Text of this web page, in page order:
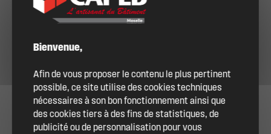
Bienvenue,
Afin de vous proposer le contenu le plus pertinent
possible, ce site utilise des cookies techniques
nécessaires à son bon fonctionnement ainsi que
des cookies tiers à des fins de statistiques, de
publicité ou de personnalisation pour vous